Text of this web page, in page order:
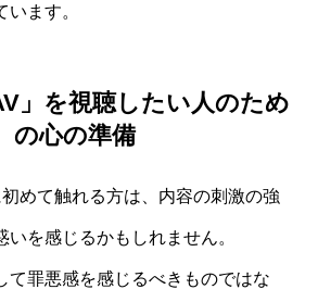
ます。
」を視聴したい人のため
の心の準備
初めて触れる方は、内容の刺激の強
いを感じるかもしれません。
て罪悪感を感じるべきものではな